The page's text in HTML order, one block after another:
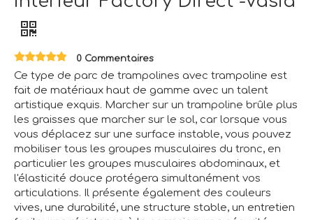
0 Commentaires
Ce type de parc de trampolines avec trampoline est
fait de matériaux haut de gamme avec un talent
artistique exquis. Marcher sur un trampoline brûle plus
les graisses que marcher sur le sol, car lorsque vous
vous déplacez sur une surface instable, vous pouvez
mobiliser tous les groupes musculaires du tronc, en
particulier les groupes musculaires abdominaux, et
l'élasticité douce protégera simultanément vos
articulations. Il présente également des couleurs
vives, une durabilité, une structure stable, un entretien